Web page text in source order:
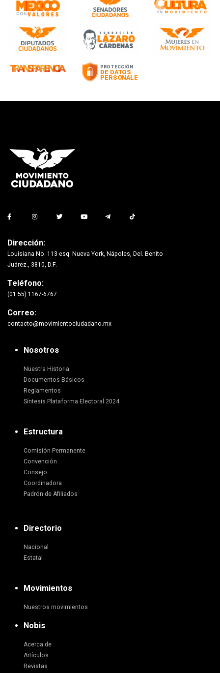
Dirección:
Louisiana No. 113 esq. Nueva York, Nápoles, Del. Benito
Juárez., 3810, D.F.
Teléfono:
(01 55) 1167-6767
Correo:
contacto@movimientociudadano.mx
Nosotros
Nuestra Historia
Documentos Básicos
Reglamentos
Síntesis Plataforma Electoral 2024
Estructura
Comisión Permanente
Convención
Consejo
Coordinadora
Padrón de Afiliados
Directorio
Nacional
Estatal
Movimientos
Nuestros movimientos
Nobis
Acerca de
Artículos
Revistas